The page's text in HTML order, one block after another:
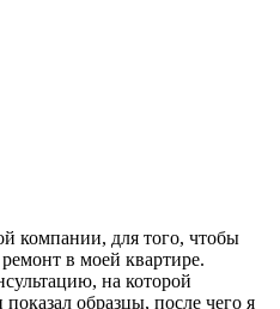
компании, для того, чтобы
в моей квартире.
на которой
образцы, после чего я